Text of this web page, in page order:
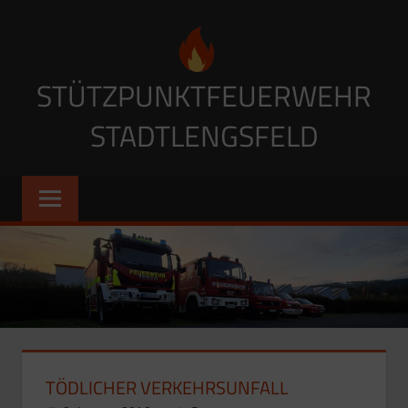
STÜTZPUNKTFEUERWEHR
STADTLENGSFELD
TÖDLICHER VERKEHRSUNFALL